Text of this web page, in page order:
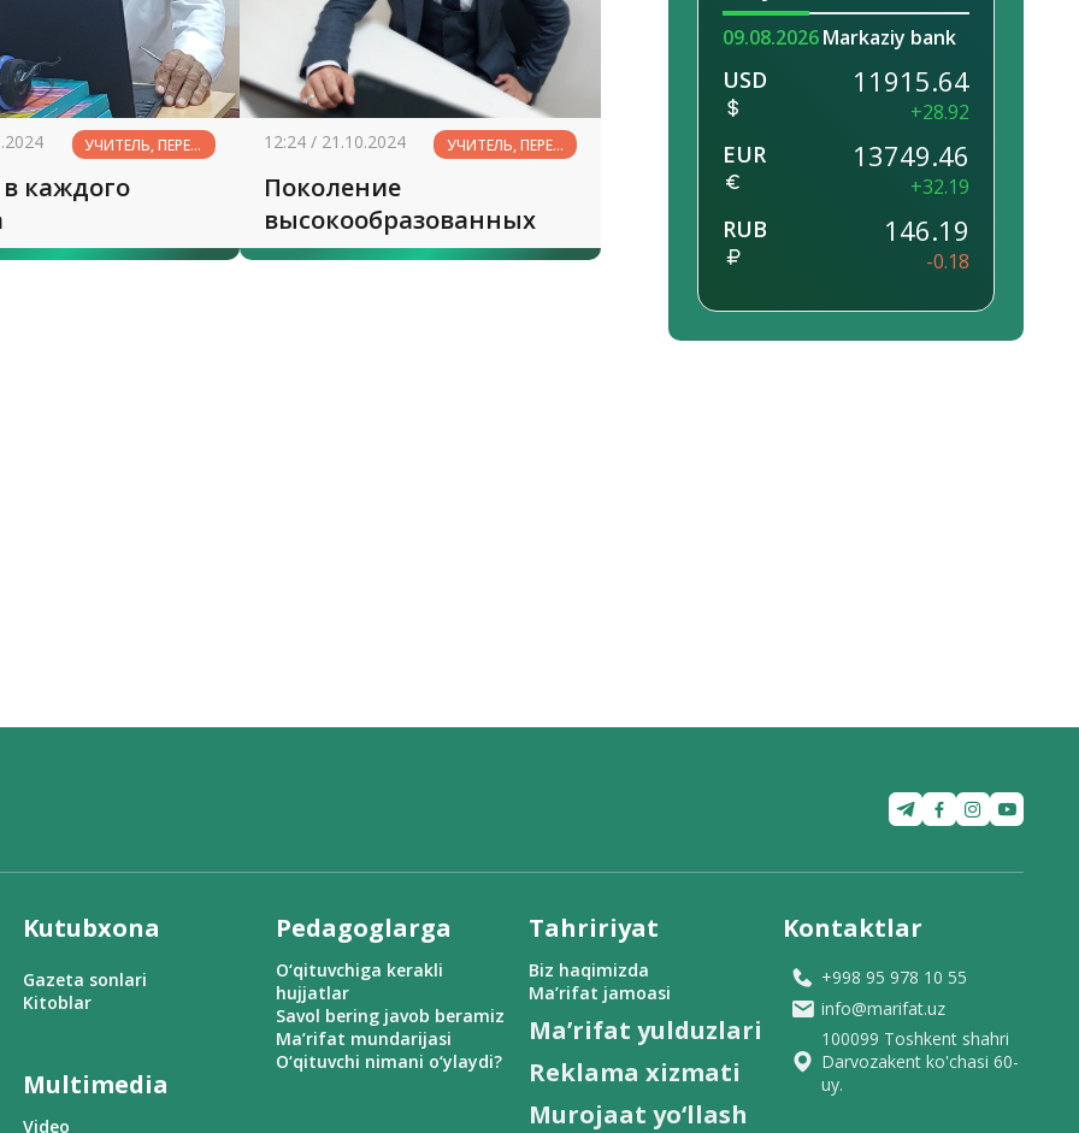
УЧИТЕЛЬ, ПЕРЕД
ИМЕНЕМ
ТВОИМ...
каждого
12:24 / 21.10.2024
УЧИТЕЛЬ, ПЕРЕД
ИМЕНЕМ
Поколение
высокообразованных
09.08.2026Markaziy bank
USD 11915.64
+28.92
EUR 13749.46
+32.19
RUB 146.19
-0.18
Kutubxona
Gazeta sonlari
Kitoblar
Multimedia
Video
Pedagoglarga
O‘qituvchiga kerakli
hujjatlar
Savol bering javob beramiz
Ma’rifat mundarijasi
O‘qituvchi nimani o‘ylaydi?
Tahririyat
Biz haqimizda
Ma’rifat jamoasi
Ma’rifat yulduzlari
Reklama xizmati
Murojaat yo‘llash
Kontaktlar
+998 95 978 10 55
info@marifat.uz
100099 Toshkent shahri
Darvozakent ko'chasi 60-
uy.